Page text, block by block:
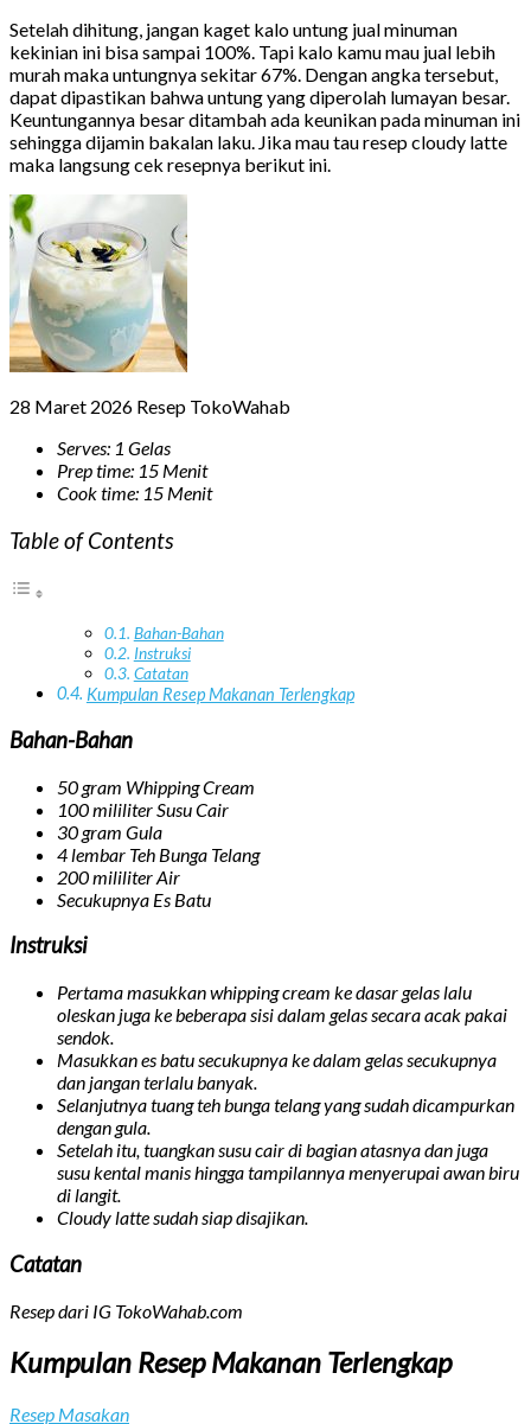
Setelah dihitung, jangan kaget kalo untung jual minuman
kekinian ini bisa sampai 100%. Tapi kalo kamu mau jual lebih
murah maka untungnya sekitar 67%. Dengan angka tersebut,
dapat dipastikan bahwa untung yang diperolah lumayan besar.
Keuntungannya besar ditambah ada keunikan pada minuman ini
sehingga dijamin bakalan laku. Jika mau tau resep cloudy latte
maka langsung cek resepnya berikut ini.
28 Maret 2026 Resep TokoWahab
Serves: 1 Gelas
Prep time: 15 Menit
Cook time: 15 Menit
Table of Contents
Bahan-Bahan
Instruksi
Catatan
Kumpulan Resep Makanan Terlengkap
Bahan-Bahan
50 gram Whipping Cream
100 mililiter Susu Cair
30 gram Gula
4 lembar Teh Bunga Telang
200 mililiterAir
Secukupnya Es Batu
Instruksi
Pertama masukkan whipping cream ke dasar gelas lalu
oleskan juga ke beberapa sisi dalam gelas secara acak pakai
sendok.
Masukkan es batu secukupnya ke dalam gelas secukupnya
dan jangan terlalu banyak.
Selanjutnya tuang teh bunga telang yang sudah dicampurkan
dengan gula.
Setelah itu, tuangkan susu cair di bagian atasnya dan juga
susu kental manis hingga tampilannya menyerupai awan biru
di langit.
Cloudy latte sudah siap disajikan.
Catatan
Resep dari IG TokoWahab.com
Kumpulan Resep Makanan Terlengkap
Resep Masakan